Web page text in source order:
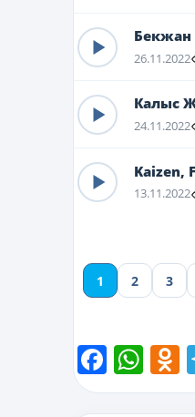
Бекжан
26.11.2022
Калыс
24.11.2022
Kaizen,
13.11.2022
1 2 3